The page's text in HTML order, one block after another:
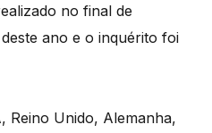
no final de
ano e o inquérito foi
Reino Unido, Alemanha,